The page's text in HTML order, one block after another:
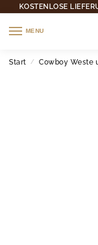
KOSTENLOSE
MENU
Start / Cowboy Weste